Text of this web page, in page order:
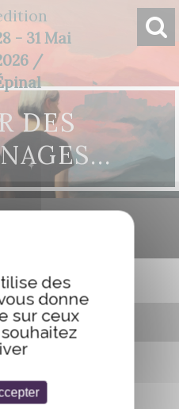
- 31 Mai
/
DES
des
donne
sur ceux